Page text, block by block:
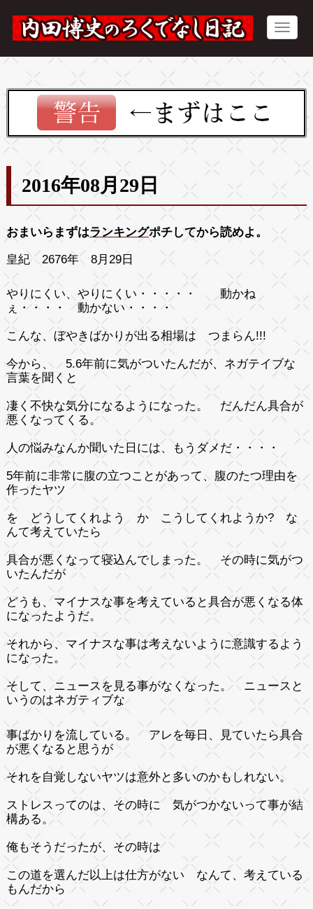
2016年08月29日
おまいらまずはランキングポチしてから読めよ。
皇紀 2676年 8月29日
やりにくい、やりにくい・・・・・ 動かね
ぇ・・・・ 動かない・・・・
こんな、ぼやきばかりが出る相場は つまらん!!!
今から、 5.6年前に気がついたんだが、ネガテイブな
言葉を聞くと
凄く不快な気分になるようになった。 だんだん具合が
悪くなってくる。
人の悩みなんか聞いた日には、もうダメだ・・・・
5年前に非常に腹の立つことがあって、腹のたつ理由を
作ったヤツ
を どうしてくれよう か こうしてくれようか? な
んて考えていたら
具合が悪くなって寝込んでしまった。 その時に気がつ
いたんだが
どうも、マイナスな事を考えていると具合が悪くなる体
になったようだ。
それから、マイナスな事は考えないように意識するよう
になった。
そして、ニュースを見る事がなくなった。 ニュースと
いうのはネガティブな
事ばかりを流している。 アレを毎日、見ていたら具合
が悪くなると思うが
それを自覚しないヤツは意外と多いのかもしれない。
ストレスってのは、その時に 気がつかないって事が結
構ある。
俺もそうだったが、その時は
この道を選んだ以上は仕方がない なんて、考えている
もんだから